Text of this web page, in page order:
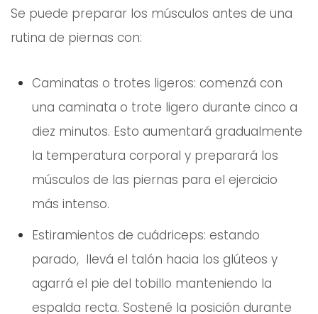
Se puede preparar los músculos antes de una
rutina de piernas con:
Caminatas o trotes ligeros: comenzá con
una caminata o trote ligero durante cinco a
diez minutos. Esto aumentará gradualmente
la temperatura corporal y preparará los
músculos de las piernas para el ejercicio
más intenso.
Estiramientos de cuádriceps: estando
parado, llevá el talón hacia los glúteos y
agarrá el pie del tobillo manteniendo la
espalda recta. Sostené la posición durante